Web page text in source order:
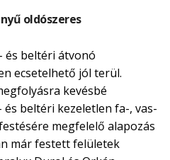
oldószeres
és beltéri átvonó
ecsetelhető jól terül.
kevésbé
és beltéri kezeletlen fa-, vas-
megfelelő alapozás
már festett felületek